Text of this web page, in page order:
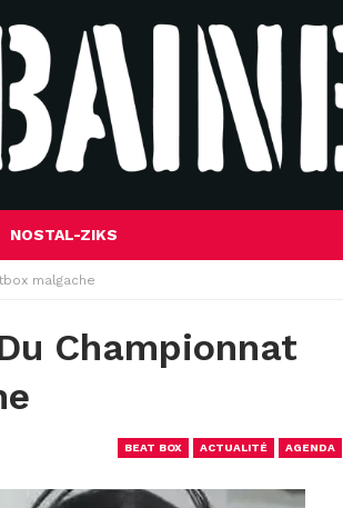
NOSTAL-ZIKS
malgache
Championnat
BEAT BOX ACTUALITÉ AGENDA